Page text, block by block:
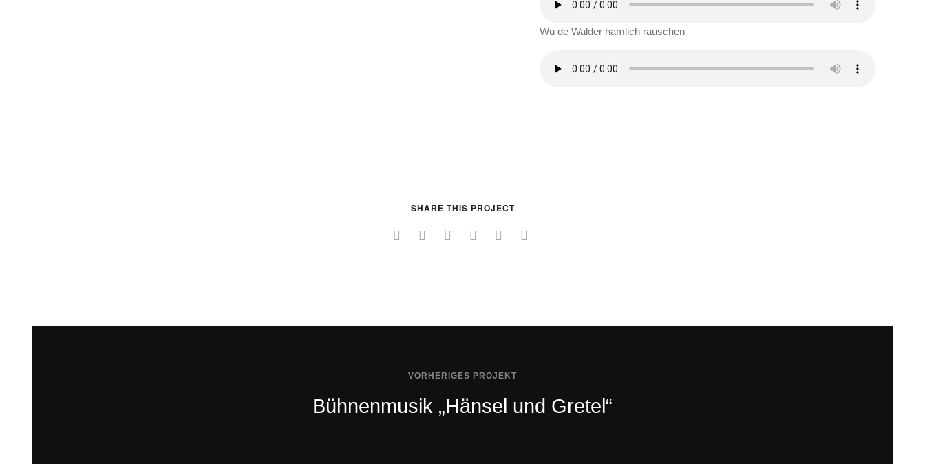
Wu de Walder hamlich rauschen
SHARE THIS PROJECT
VORHERIGES PROJEKT
Bühnenmusik „Hänsel und Gretel“